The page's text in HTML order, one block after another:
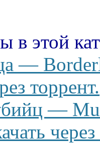
в этой
—
торрент.
—